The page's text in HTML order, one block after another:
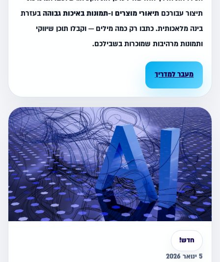
תיצור עבורכם תיאורי מוצרים ו-תמונות באיכות גבוההבעזרת
בינה מלאכותית. כתבו רק כמה מילים — וקבלו תוכן שיווקי
ותמונות מרהיבות שמוכרות בשבילכם.
מעבר למדריך
חדש!
5 ינואר 2026